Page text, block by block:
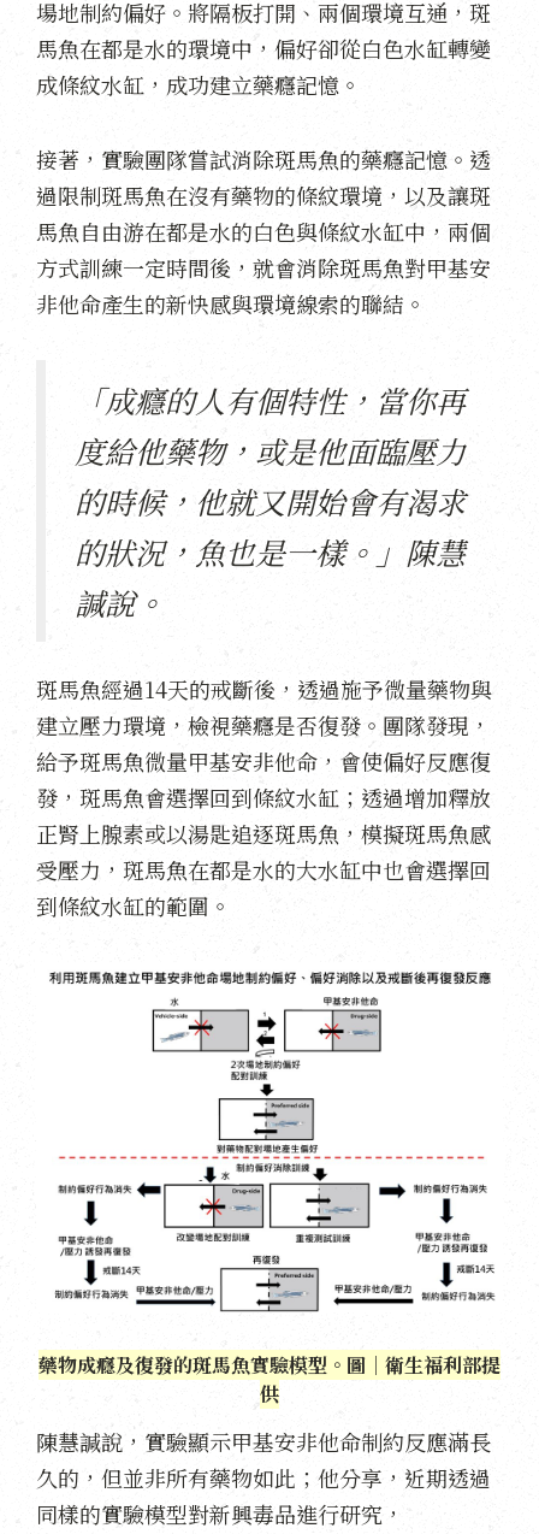
場地制約偏好。將隔板打開、兩個環境互通，斑
馬魚在都是水的環境中，偏好卻從白色水缸轉變
成條紋水缸，成功建立藥癮記憶。
接著，實驗團隊嘗試消除斑馬魚的藥癮記憶。透
過限制斑馬魚在沒有藥物的條紋環境，以及讓斑
馬魚自由游在都是水的白色與條紋水缸中，兩個
方式訓練一定時間後，就會消除斑馬魚對甲基安
非他命產生的新快感與環境線索的聯結。
「成癮的人有個特性，當你再
度給他藥物，或是他面臨壓力
的時候，他就又開始會有渴求
的狀況，魚也是一樣。」陳慧
諴說。
斑馬魚經過14天的戒斷後，透過施予微量藥物與
建立壓力環境，檢視藥癮是否復發。團隊發現，
給予斑馬魚微量甲基安非他命，會使偏好反應復
發，斑馬魚會選擇回到條紋水缸；透過增加釋放
正腎上腺素或以湯匙追逐斑馬魚，模擬斑馬魚感
受壓力，斑馬魚在都是水的大水缸中也會選擇回
到條紋水缸的範圍。
藥物成癮及復發的斑馬魚實驗模型。圖｜衛生福利部提
供
陳慧諴說，實驗顯示甲基安非他命制約反應滿長
久的，但並非所有藥物如此；他分享，近期透過
同樣的實驗模型對新興毒品進行研究，